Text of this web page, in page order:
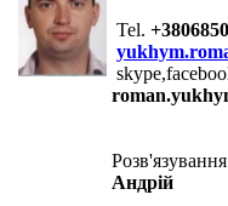
Tel.
Андрій